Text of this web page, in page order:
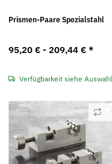
Prismen-Paare Spezialstahl
95,20 € - 209,44 € *
Verfügbarkeit siehe Auswahl